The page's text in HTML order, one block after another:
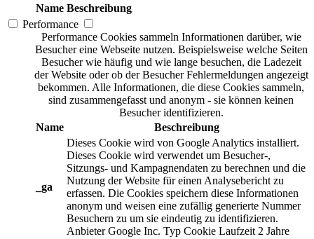
Name Beschreibung
Performance
Performance Cookies sammeln Informationen darüber, wie
Besucher eine Webseite nutzen. Beispielsweise welche Seiten
Besucher wie häufig und wie lange besuchen, die Ladezeit
der Website oder ob der Besucher Fehlermeldungen angezeigt
bekommen. Alle Informationen, die diese Cookies sammeln,
sind zusammengefasst und anonym - sie können keinen
Besucher identifizieren.
Name
Beschreibung
_ga
Dieses Cookie wird von Google Analytics installiert.
Dieses Cookie wird verwendet um Besucher-,
Sitzungs- und Kampagnendaten zu berechnen und die
Nutzung der Website für einen Analysebericht zu
erfassen. Die Cookies speichern diese Informationen
anonym und weisen eine zufällig generierte Nummer
Besuchern zu um sie eindeutig zu identifizieren.
Anbieter Google Inc. Typ Cookie Laufzeit 2 Jahre